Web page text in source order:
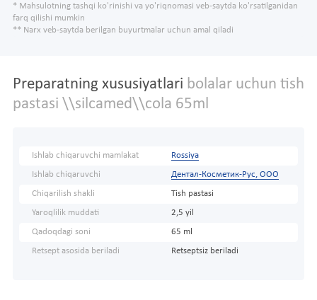
* Mahsulotning tashqi ko'rinishi va yo'riqnomasi veb-saytda ko'rsatilganidan
farq qilishi mumkin
** Narx veb-saytda berilgan buyurtmalar uchun amal qiladi
Preparatning xususiyatlari bolalar uchun tish
pastasi \\silcamed\\cola 65ml
Ishlab chiqaruvchi mamlakat Rossiya
Ishlab chiqaruvchi Дентал-Косметик-Рус, ООО
Chiqarilish shakli Tish pastasi
Yaroqlilik muddati 2,5 yil
Qadoqdagi soni 65 ml
Retsept asosida beriladi Retseptsiz beriladi